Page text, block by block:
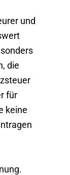
und
die
für
keine